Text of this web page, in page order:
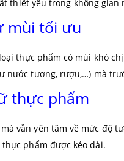
thiết yếu trong không gian
mùi tối ưu
thực phẩm có mùi khó
nước tương, rượu,…) mà
thực phẩm
vẫn yên tâm về mức độ
phẩm được kéo dài.